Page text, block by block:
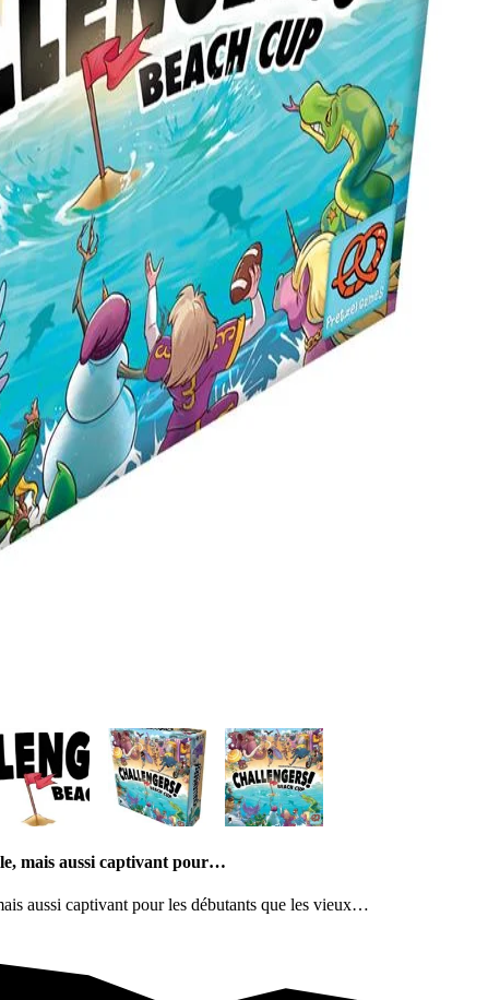
mais aussi captivant pour…
aussi captivant pour les débutants que les vieux…